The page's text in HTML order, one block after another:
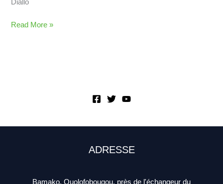
Diallo
Read More »
ADRESSE
Bamako, Ouolofobougou, près de l'échangeur du